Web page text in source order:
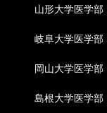
山形大学医学部
岐阜大学医学部
岡山大学医学部
島根大学医学部